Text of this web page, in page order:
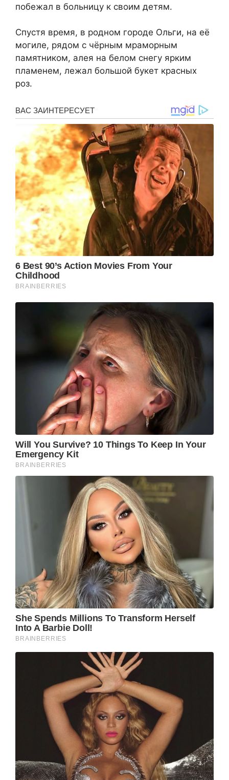
побежал в больницу к своим детям.
Спустя время, в родном городе Ольги, на её
могиле, рядом с чёрным мраморным
памятником, алея на белом снегу ярким
пламенем, лежал большой букет красных
роз.